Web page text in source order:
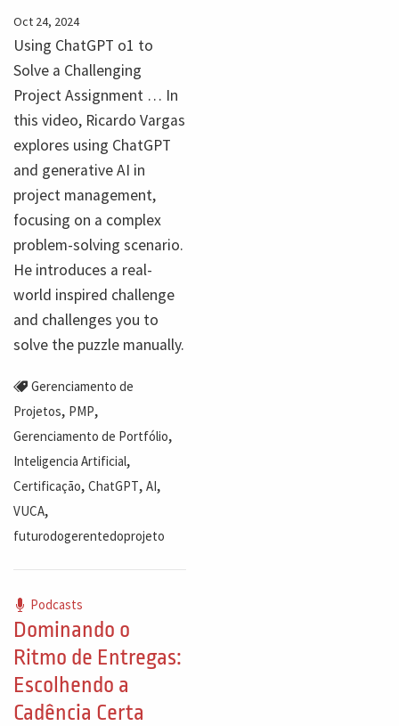
Oct 24, 2024
Using ChatGPT o1 to
Solve a Challenging
Project Assignment … In
this video, Ricardo Vargas
explores using ChatGPT
and generative AI in
project management,
focusing on a complex
problem-solving scenario.
He introduces a real-
world inspired challenge
and challenges you to
solve the puzzle manually.
Gerenciamento de
Projetos, PMP,
Gerenciamento de Portfólio,
Inteligencia Artificial,
Certificação, ChatGPT, AI,
VUCA,
futurodogerentedoprojeto
Podcasts
Dominando o
Ritmo de Entregas:
Escolhendo a
Cadência Certa